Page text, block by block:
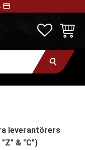
payment
leverantörers
& "C")